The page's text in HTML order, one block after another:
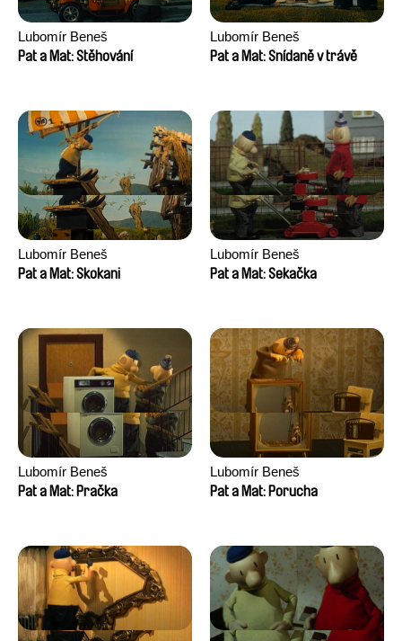
Lubomír Beneš
Pat a Mat: Stěhování
Lubomír Beneš
Pat a Mat: Snídaně v trávě
Lubomír Beneš
Pat a Mat: Skokani
Lubomír Beneš
Pat a Mat: Sekačka
Lubomír Beneš
Pat a Mat: Pračka
Lubomír Beneš
Pat a Mat: Porucha